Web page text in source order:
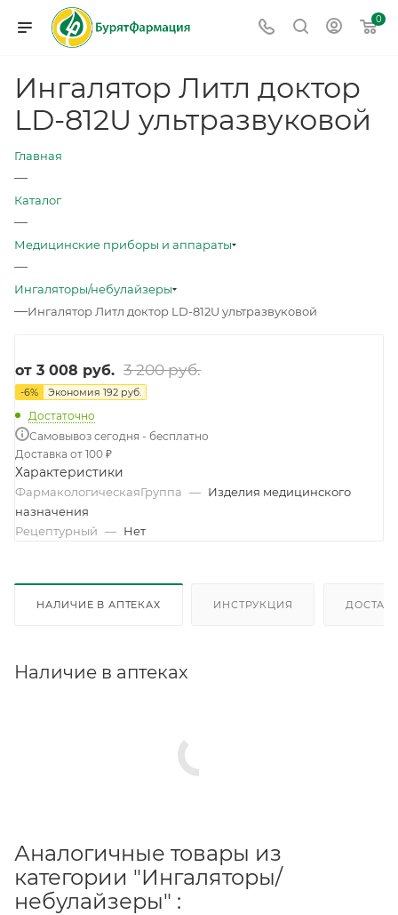
0
Ингалятор Литл доктор
LD-812U ультразвуковой
Главная
—
Каталог
—
Медицинские приборы и аппараты
—
Ингаляторы/небулайзеры
—Ингалятор Литл доктор LD-812U ультразвуковой
от 3 008 руб. 3 200 руб.
-6% Экономия 192 руб.
Достаточно
Самовывоз сегодня - бесплатно
Доставка от 100 ₽
Характеристики
ФармакологическаяГруппа — Изделия медицинского
назначения
Рецептурный — Нет
НАЛИЧИЕ В АПТЕКАХ ИНСТРУКЦИЯ
Наличие в аптеках
Аналогичные товары из
категории "Ингаляторы/
небулайзеры" :